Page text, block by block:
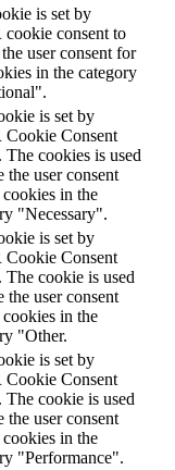
is set by
cookie consent to
user consent for
in the category
is set by
Cookie Consent
The cookies is used
the user consent
in the
"Necessary".
is set by
Cookie Consent
The cookie is used
the user consent
in the
"Other.
is set by
Cookie Consent
The cookie is used
the user consent
in the
"Performance".